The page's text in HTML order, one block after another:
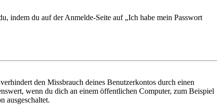
indem du auf der Anmelde-Seite auf „Ich habe mein Passwort
den Missbrauch deines Benutzerkontos durch einen
wenn du dich an einem öffentlichen Computer, zum Beispiel
ausgeschaltet.